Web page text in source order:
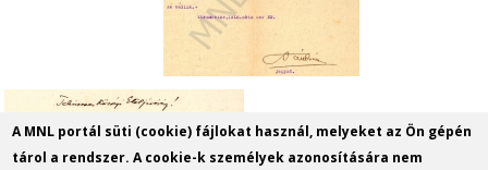
A MNL portál süti (cookie) fájlokat használ, melyeket az Ön gépén
tárol a rendszer. A cookie-k személyek azonosítására nem